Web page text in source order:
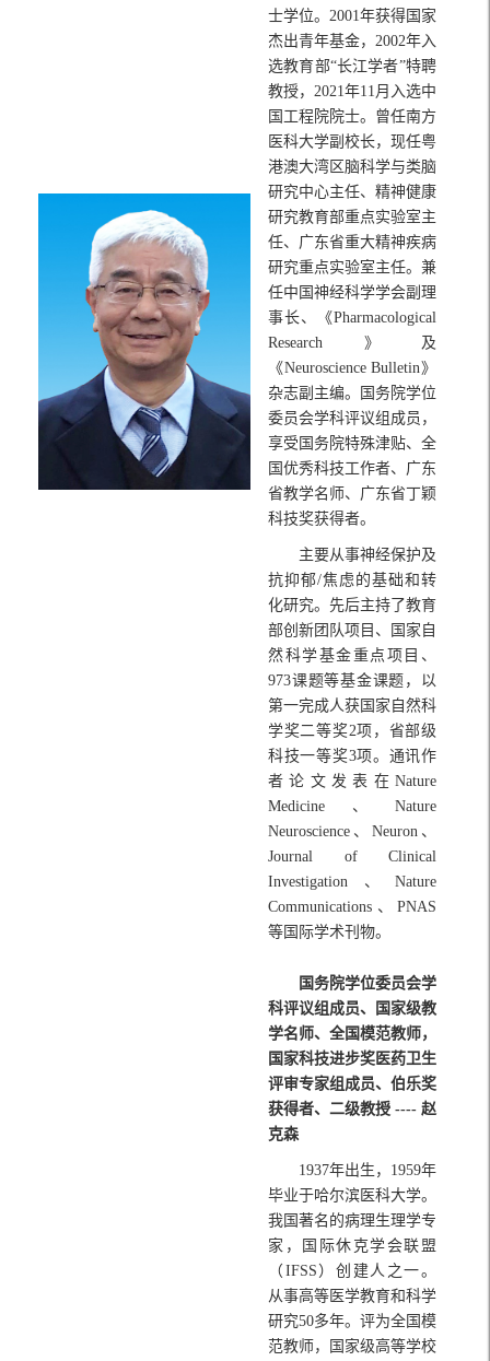
士学位。2001年获得国家
杰出青年基金，2002年入
选教育部“长江学者”特聘
教授，2021年11月入选中
国工程院院士。曾任南方
医科大学副校长，现任粤
港澳大湾区脑科学与类脑
研究中心主任、精神健康
研究教育部重点实验室主
任、广东省重大精神疾病
研究重点实验室主任。兼
任中国神经科学学会副理
事长、《Pharmacological
Research》及
《Neuroscience Bulletin》
杂志副主编。国务院学位
委员会学科评议组成员，
享受国务院特殊津贴、全
国优秀科技工作者、广东
省教学名师、广东省丁颖
科技奖获得者。
主要从事神经保护及
抗抑郁/焦虑的基础和转
化研究。先后主持了教育
部创新团队项目、国家自
然科学基金重点项目、
973课题等基金课题，以
第一完成人获国家自然科
学奖二等奖2项，省部级
科技一等奖3项。通讯作
者论文发表在Nature
Medicine、Nature
Neuroscience、Neuron、
Journal of Clinical
Investigation、Nature
Communications、PNAS
等国际学术刊物。
国务院学位委员会学
科评议组成员、国家级教
学名师、全国模范教师，
国家科技进步奖医药卫生
评审专家组成员、伯乐奖
获得者、二级教授 ---- 赵
克森
1937年出生，1959年
毕业于哈尔滨医科大学。
我国著名的病理生理学专
家，国际休克学会联盟
（IFSS）创建人之一。
从事高等医学教育和科学
研究50多年。评为全国模
范教师，国家级高等学校